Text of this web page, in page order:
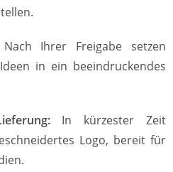
Ihrer Freigabe setzen
in ein beeindruckendes
In kürzester Zeit
Logo, bereit für